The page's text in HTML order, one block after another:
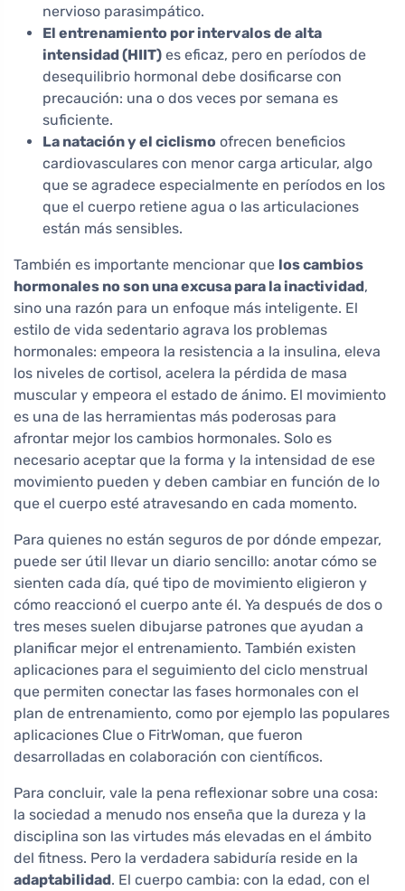
nervioso parasimpático.
El entrenamiento por intervalos de alta
intensidad (HIIT) es eficaz, pero en períodos de
desequilibrio hormonal debe dosificarse con
precaución: una o dos veces por semana es
suficiente.
La natación y el ciclismo ofrecen beneficios
cardiovasculares con menor carga articular, algo
que se agradece especialmente en períodos en los
que el cuerpo retiene agua o las articulaciones
están más sensibles.
También es importante mencionar que los cambios
hormonales no son una excusa para la inactividad,
sino una razón para un enfoque más inteligente. El
estilo de vida sedentario agrava los problemas
hormonales: empeora la resistencia a la insulina, eleva
los niveles de cortisol, acelera la pérdida de masa
muscular y empeora el estado de ánimo. El movimiento
es una de las herramientas más poderosas para
afrontar mejor los cambios hormonales. Solo es
necesario aceptar que la forma y la intensidad de ese
movimiento pueden y deben cambiar en función de lo
que el cuerpo esté atravesando en cada momento.
Para quienes no están seguros de por dónde empezar,
puede ser útil llevar un diario sencillo: anotar cómo se
sienten cada día, qué tipo de movimiento eligieron y
cómo reaccionó el cuerpo ante él. Ya después de dos o
tres meses suelen dibujarse patrones que ayudan a
planificar mejor el entrenamiento. También existen
aplicaciones para el seguimiento del ciclo menstrual
que permiten conectar las fases hormonales con el
plan de entrenamiento, como por ejemplo las populares
aplicaciones Clue o FitrWoman, que fueron
desarrolladas en colaboración con científicos.
Para concluir, vale la pena reflexionar sobre una cosa:
la sociedad a menudo nos enseña que la dureza y la
disciplina son las virtudes más elevadas en el ámbito
del fitness. Pero la verdadera sabiduría reside en la
adaptabilidad. El cuerpo cambia: con la edad, con el